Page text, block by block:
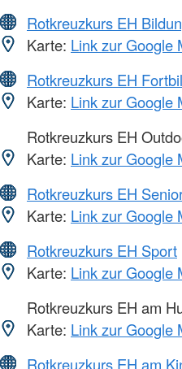
Rotkreuzkurs EH
Karte: Link zur Google
Rotkreuzkurs EH
Karte: Link zur Google
Rotkreuzkurs EH
Karte: Link zur Google
Rotkreuzkurs EH
Karte: Link zur Google
Rotkreuzkurs EH Sport
Karte: Link zur Google
Rotkreuzkurs EH am
Karte: Link zur Google
Rotkreuzkurs EH am